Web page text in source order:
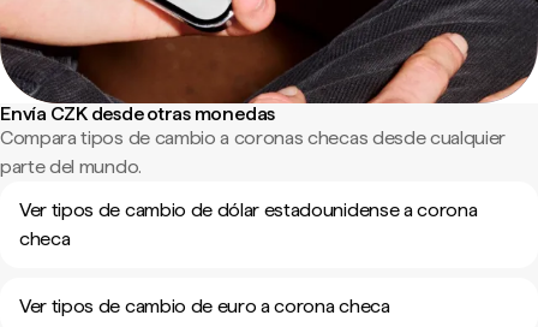
Envía CZK desde otras monedas
Compara tipos de cambio a coronas checas desde cualquier
parte del mundo.
Ver tipos de cambio de dólar estadounidense a corona
checa
Ver tipos de cambio de euro a corona checa